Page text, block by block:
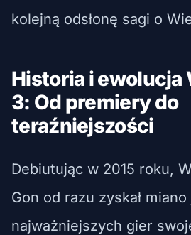
kolejną odsłonę sagi o
Historia i ewolucja
3: Od premiery do
teraźniejszości
Debiutując w 2015 roku,
Gon od razu zyskał
najważniejszych gier